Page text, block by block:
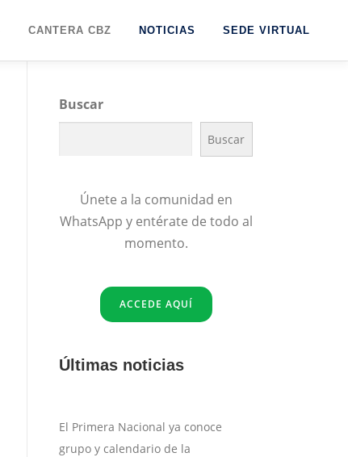
CANTERA CBZ NOTICIAS SEDE VIRTUAL
Buscar
Buscar
Únete a la comunidad en
WhatsApp y entérate de todo al
momento.
ACCEDE AQUÍ
Últimas noticias
El Primera Nacional ya conoce
grupo y calendario de la